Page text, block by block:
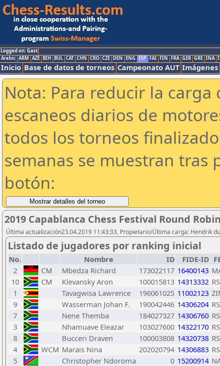
Logged on: Gast
Arabic ARM AZE BIH BUL CAT CHN CRO CZE DEN ENG ESP FAI FIN FRA GER GRE INA
Inicio Base de datos de torneos Campeonato AUT Imágenes
Nota: Para reducir la
escaneos diarios de
todos los torneos
semanas se muestran tras
botón:
2019 Capablanca Chess Festival Round
Última actualización23.04.2019 11:43:33, Propietario/Última carga: Hendrik
Listado de jugadores por ranking inicial
No. Nombre ID FIDE-ID
2
CM Mbedza Richard 173022117 16400143
10
CM Klevansky Aron 100015813 14313332
1
Tavagwisa Lawrence 196061025 11002123
9
Wasserman Johan F. 190042446 14306204
7
Nene Themba 184027327 14306760
3
Nhamuave Eleazar 103027600 14322170
8
Bucceri Draven 100003808 14320738
4
WCM Marais Nina 202020794 14306883
5
Christopher Ndoroma 0 15200914